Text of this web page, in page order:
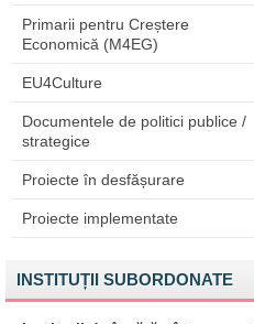
Primarii pentru Creștere
Economică (M4EG)
EU4Culture
Documentele de politici publice /
strategice
Proiecte în desfășurare
Proiecte implementate
INSTITUȚII SUBORDONATE